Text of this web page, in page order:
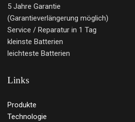
5 Jahre Garantie
(Garantieverlängerung möglich)
Service / Reparatur in 1 Tag
kleinste Batterien
leichteste Batterien
Links
Produkte
Technologie